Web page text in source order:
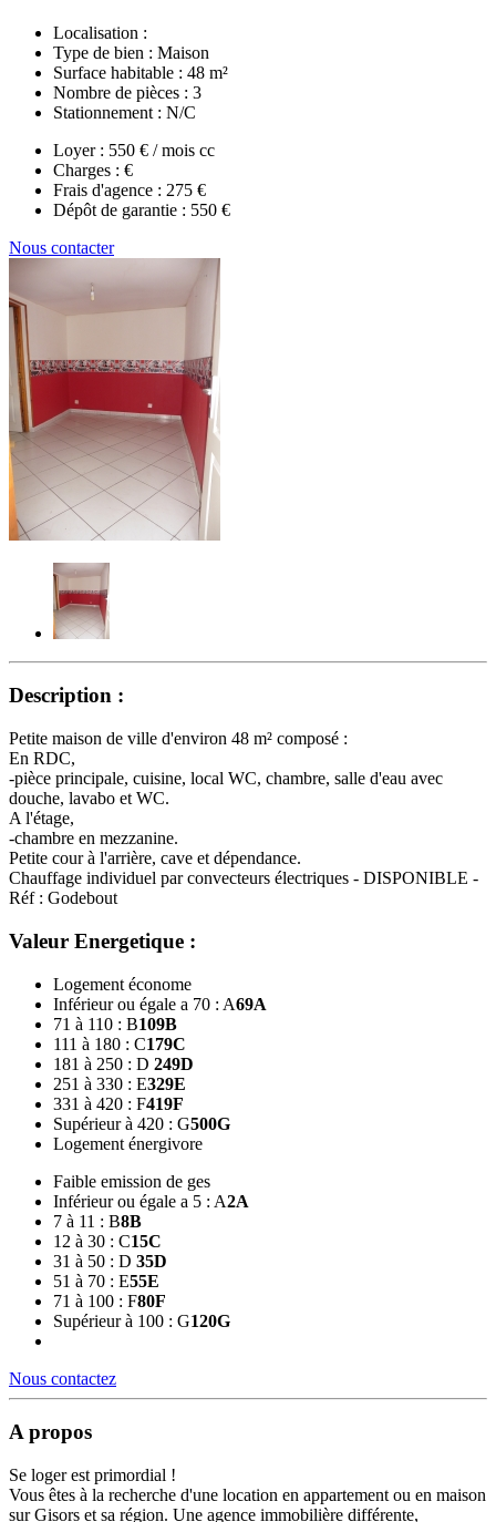
Localisation :
Type de bien : Maison
Surface habitable : 48 m²
Nombre de pièces : 3
Stationnement : N/C
Loyer : 550 € / mois cc
Charges : €
Frais d'agence : 275 €
Dépôt de garantie : 550 €
Nous contacter
Description :
Petite maison de ville d'environ 48 m² composé :
En RDC,
-pièce principale, cuisine, local WC, chambre, salle d'eau avec
douche, lavabo et WC.
A l'étage,
-chambre en mezzanine.
Petite cour à l'arrière, cave et dépendance.
Chauffage individuel par convecteurs électriques - DISPONIBLE -
Réf : Godebout
Valeur Energetique :
Logement économe
Inférieur ou égale a 70 : A69A
71 à 110 : B109B
111 à 180 : C179C
181 à 250 : D 249D
251 à 330 : E329E
331 à 420 : F419F
Supérieur à 420 : G500G
Logement énergivore
Faible emission de ges
Inférieur ou égale a 5 : A2A
7 à 11 : B8B
12 à 30 : C15C
31 à 50 : D 35D
51 à 70 : E55E
71 à 100 : F80F
Supérieur à 100 : G120G
Nous contactez
A propos
Se loger est primordial !
Vous êtes à la recherche d'une location en appartement ou en maison
sur Gisors et sa région. Une agence immobilière différente,